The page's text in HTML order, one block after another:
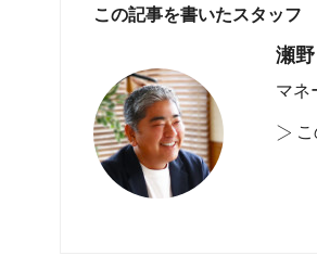
この記事を書いたスタッフ
瀬
マネ
>